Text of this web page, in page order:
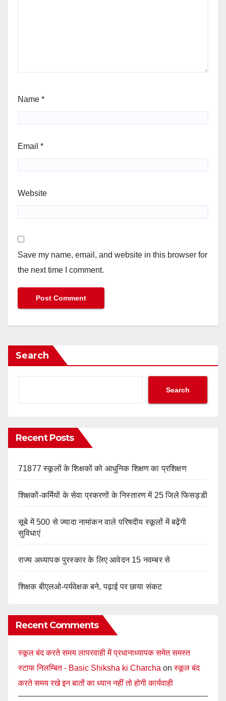
Name *
Email *
Website
Save my name, email, and website in this browser for
the next time I comment.
Search
Search
Recent Posts
71877 स्कूलों के शिक्षकों को आधुनिक शिक्षण का प्रशिक्षण
शिक्षकों-कर्मियों के सेवा प्रकरणों के निस्तारण में 25 जिले फिसड्डी
सूबे में 500 से ज्यादा नामांकन वाले परिषदीय स्कूलों में बढ़ेंगी
सुविधाएं
राज्य अध्यापक पुरस्कार के लिए आवेदन 15 नवम्बर से
शिक्षक बीएलओ-पर्यवेक्षक बने, पढ़ाई पर छाया संकट
Recent Comments
स्कूल बंद करते समय लापरवाही में प्रधानाध्यापक समेत समस्त
स्टाफ निलम्बित - Basic Shiksha ki Charcha onस्कूल बंद
करते समय रखे इन बातों का ध्यान नहीं तो होगी कार्यवाही